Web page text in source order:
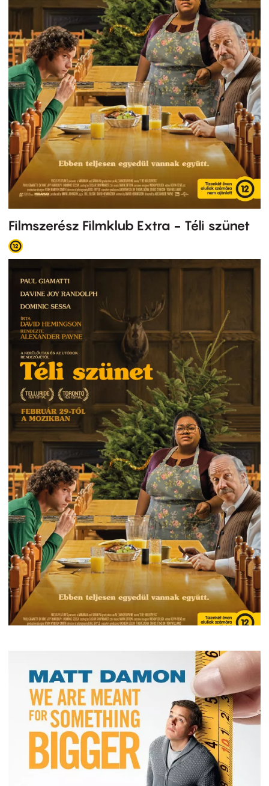
Filmszerész Filmklub Extra - Téli szünet